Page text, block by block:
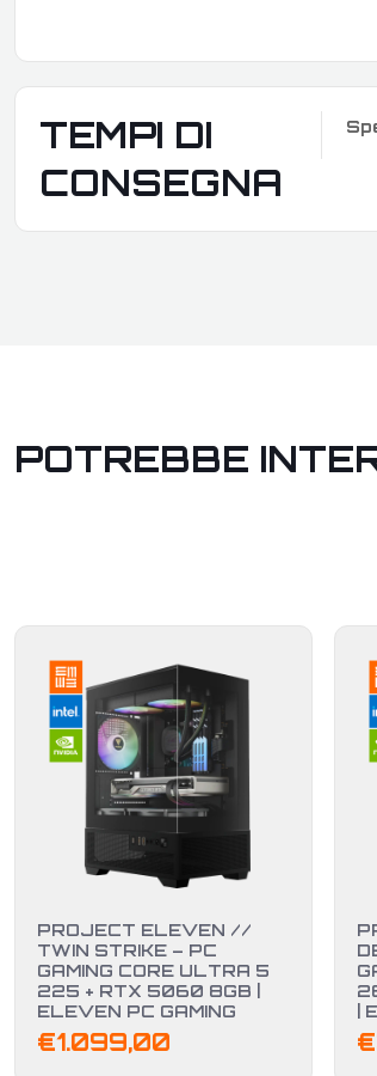
TEMPI DI
CONSEGNA
POTREBBE
PROJECT ELEVEN //
TWIN STRIKE – PC
GAMING CORE ULTRA 5
225 + RTX 5060 8GB |
ELEVEN PC GAMING
€1.099,00
|
€